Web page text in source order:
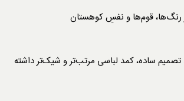
رنگ‌ها، قوم‌ها و نفسِ کوهستان
تصمیم ساده، کمد لباسی مرتب‌تر و شیک‌تر داشته